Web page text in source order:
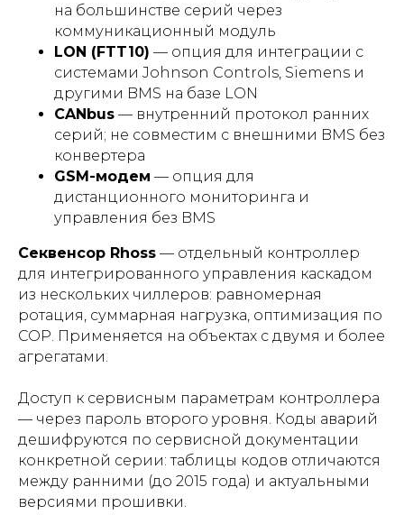
на большинстве серий через
коммуникационный модуль
LON (FTT10) — опция для интеграции с
системами Johnson Controls, Siemens и
другими BMS на базе LON
CANbus — внутренний протокол ранних
серий; не совместим с внешними BMS без
конвертера
GSM-модем — опция для
дистанционного мониторинга и
управления без BMS
Секвенсор Rhoss — отдельный контроллер
для интегрированного управления каскадом
из нескольких чиллеров: равномерная
ротация, суммарная нагрузка, оптимизация по
COP. Применяется на объектах с двумя и более
агрегатами.
Доступ к сервисным параметрам контроллера
— через пароль второго уровня. Коды аварий
дешифруются по сервисной документации
конкретной серии: таблицы кодов отличаются
между ранними (до 2015 года) и актуальными
версиями прошивки.